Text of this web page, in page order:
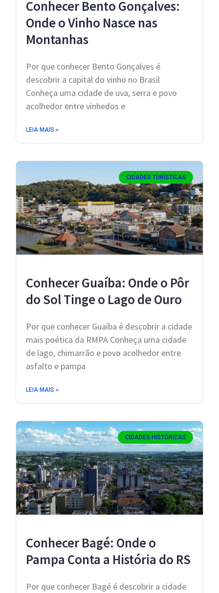
Conhecer Bento Gonçalves:
Onde o Vinho Nasce nas
Montanhas
Por que conhecer Bento Gonçalves é
descobrir a capital do vinho no Brasil
Conheça uma cidade de uva, serra e povo
acolhedor entre vinhedos e
LEIA MAIS »
CIDADES TURÍSTICAS
Conhecer Guaíba: Onde o Pôr
do Sol Tinge o Lago de Ouro
Por que conhecer Guaíba é descobrir a cidade
mais poética da RMPA Conheça uma cidade
de lago, chimarrão e povo acolhedor entre
asfalto e pampa
LEIA MAIS »
CIDADES HISTÓRICAS
Conhecer Bagé: Onde o
Pampa Conta a História do RS
Por que conhecer Bagé é descobrir a cidade